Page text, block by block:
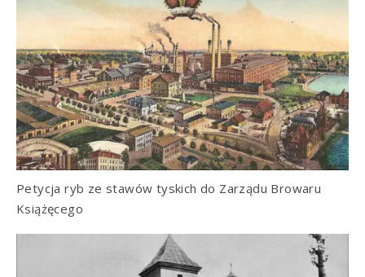
Petycja ryb ze stawów tyskich do Zarządu Browaru
Książęcego